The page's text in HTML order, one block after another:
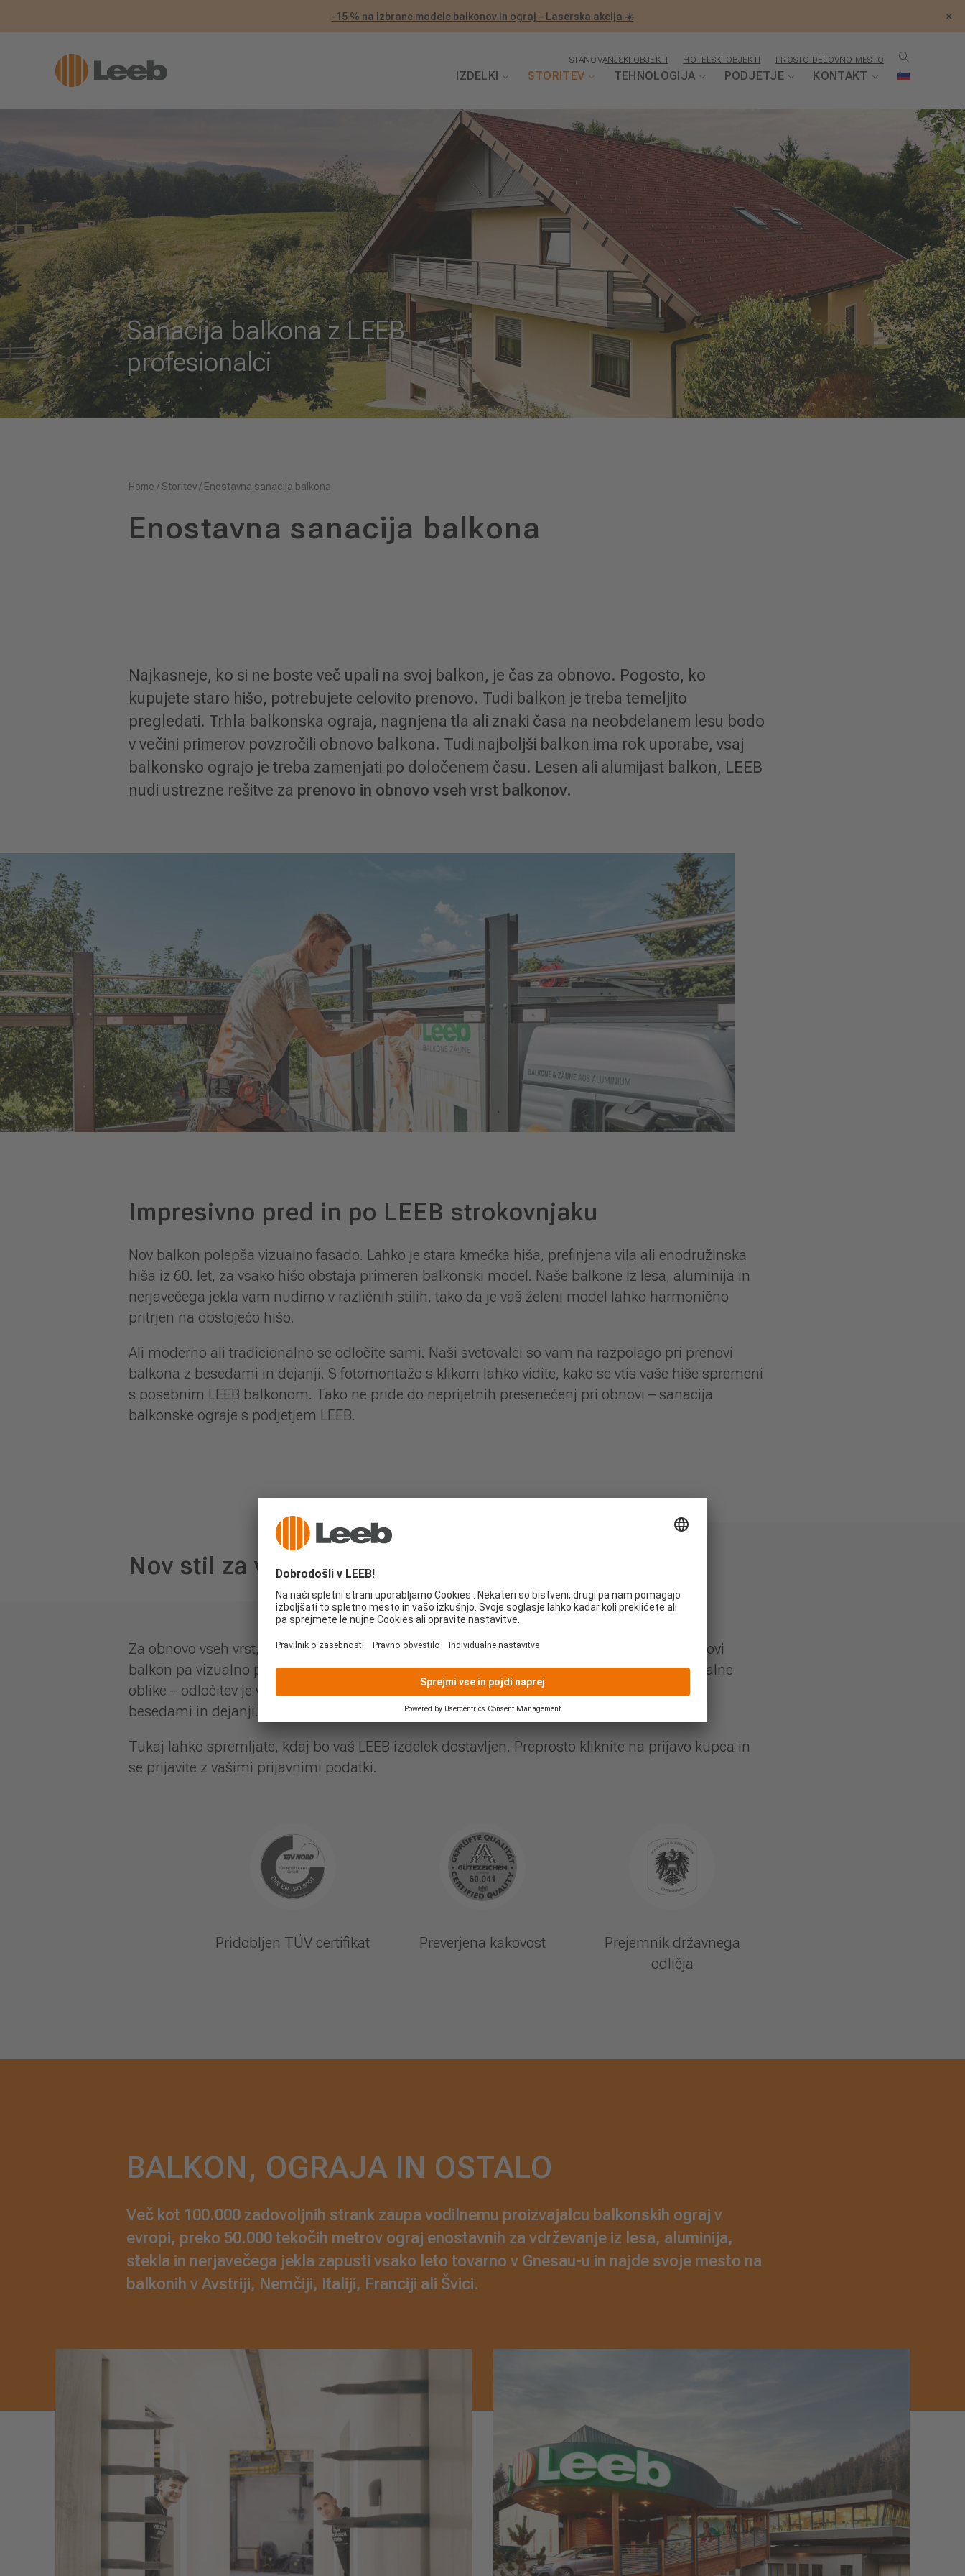
-15 % na izbrane modele balkonov in ograj – Laserska akcija ☀️ ×
STANOVANJSKI OBJEKTI HOTELSKI OBJEKTI PROSTO DELOVNO MESTO
IZDELKI STORITEV TEHNOLOGIJA PODJETJE KONTAKT
Sanacija balkona z LEEB
profesionalci
Home / Storitev/ Enostavna sanacija balkona
Enostavna sanacija balkona
Najkasneje, ko si ne boste več upali na svoj balkon, je čas za obnovo. Pogosto, ko
kupujete staro hišo, potrebujete celovito prenovo. Tudi balkon je treba temeljito
pregledati. Trhla balkonska ograja, nagnjena tla ali znaki časa na neobdelanem lesu bodo
v večini primerov povzročili obnovo balkona. Tudi najboljši balkon ima rok uporabe, vsaj
balkonsko ograjo je treba zamenjati po določenem času. Lesen ali alumijast balkon, LEEB
nudi ustrezne rešitve za prenovo in obnovo vseh vrst balkonov.
Impresivno pred in po LEEB strokovnjaku
Nov balkon polepša vizualno fasado. Lahko je stara kmečka hiša, prefinjena vila ali enodružinska
hiša iz 60. let, za vsako hišo obstaja primeren balkonski model. Naše balkone iz lesa, aluminija in
nerjavečega jekla vam nudimo v različnih stilih, tako da je vaš želeni model lahko harmonično
pritrjen na obstoječo hišo.
Ali moderno ali tradicionalno se odločite sami. Naši svetovalci so vam na razpolago pri prenovi
balkona z besedami in dejanji. S fotomontažo s klikom lahko vidite, kako se vtis vaše hiše spremeni
s posebnim LEEB balkonom. Tako ne pride do neprijetnih presenečenj pri obnovi – sanacija
balkonske ograje s podjetjem LEEB.
Nov stil za vašo hišo
Za obnovo vseh vrst, LEEB ponuja pravo rešitev. Za vsak tip hiše obstaja primeren model, novi
balkon pa vizualno polepša hišno fasado. Ali bo iz aluminija ali lesa, moderne ali tradicionalne
oblike – odločitev je vaša. Svetovalec vam bo z veseljem na razpolago pri prenovi balkona z
besedami in dejanji.
Tukaj lahko spremljate, kdaj bo vaš LEEB izdelek dostavljen. Preprosto kliknite na prijavo kupca in
se prijavite z vašimi prijavnimi podatki.
Pridobljen TÜV certifikat Preverjena kakovost
Prejemnik državnega
odličja
BALKON, OGRAJA IN OSTALO
Več kot 100.000 zadovoljnih strank zaupa vodilnemu proizvajalcu balkonskih ograj v
evropi, preko 50.000 tekočih metrov ograj enostavnih za vdrževanje iz lesa, aluminija,
stekla in nerjavečega jekla zapusti vsako leto tovarno v Gnesau-u in najde svoje mesto na
balkonih v Avstriji, Nemčiji, Italiji, Franciji ali Švici.